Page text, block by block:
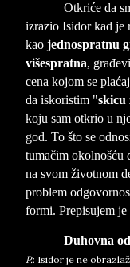
Otkriće da
izrazio Isidor kad je
kao jednospratnu
višespratna,
cena kojom se
da iskoristim "skicu
koju sam otkrio u
god. To što se
tumačim okolnošću
na svom životnom
problem
formi. Prepisujem je
Duhovna
P.: Isidor je ne